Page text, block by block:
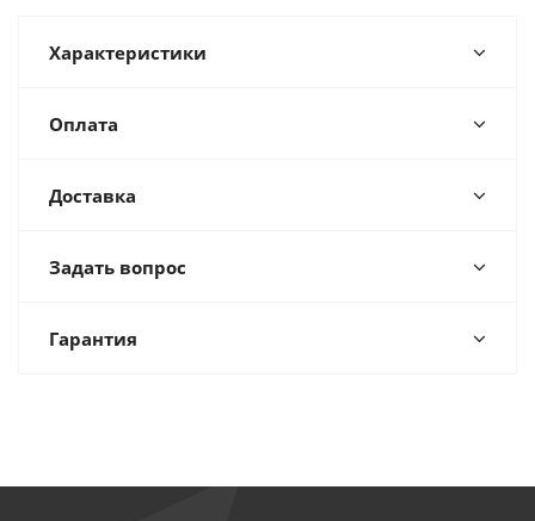
Характеристики
Оплата
Доставка
Задать вопрос
Гарантия